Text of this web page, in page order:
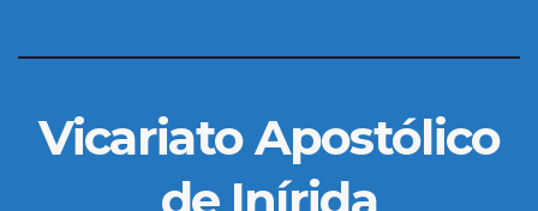
Vicariato Apostólico